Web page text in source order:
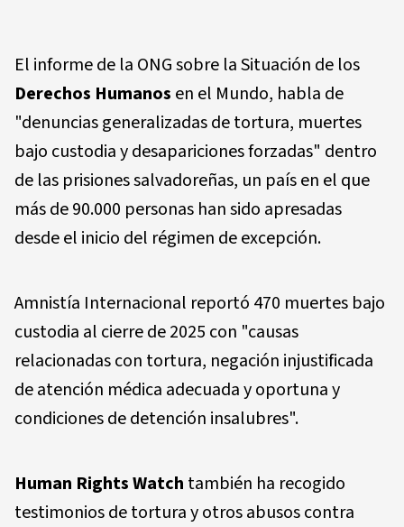
El informe de la ONG sobre la Situación de los
Derechos Humanos en el Mundo, habla de
"denuncias generalizadas de tortura, muertes
bajo custodia y desapariciones forzadas" dentro
de las prisiones salvadoreñas, un país en el que
más de 90.000 personas han sido apresadas
desde el inicio del régimen de excepción.
Amnistía Internacional reportó 470 muertes bajo
custodia al cierre de 2025 con "causas
relacionadas con tortura, negación injustificada
de atención médica adecuada y oportuna y
condiciones de detención insalubres".
Human Rights Watch también ha recogido
testimonios de tortura y otros abusos contra